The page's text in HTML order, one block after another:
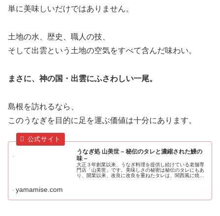
単に美味しいだけではありません。
土地の水、歴史、職人の技、
そして出雲という土地の空気をすべて含んだ味わい。
まさに、神の国・出雲にふさわしい一尾。
島根を訪れるなら、
このうなぎを目的に足を運ぶ価値は十分にあります。
うなぎ処 山美世 – 秘伝のタレと濃縮された鰻の
味 –
大正３年創業以来、うなぎ料理を提供し続けている老舗専
門店「山美世」です。美味しさの秘密は秘伝のタレにもあ
り、開業以来、改良に改良を重ねたタレは、関西風に焼い
yamamise.com